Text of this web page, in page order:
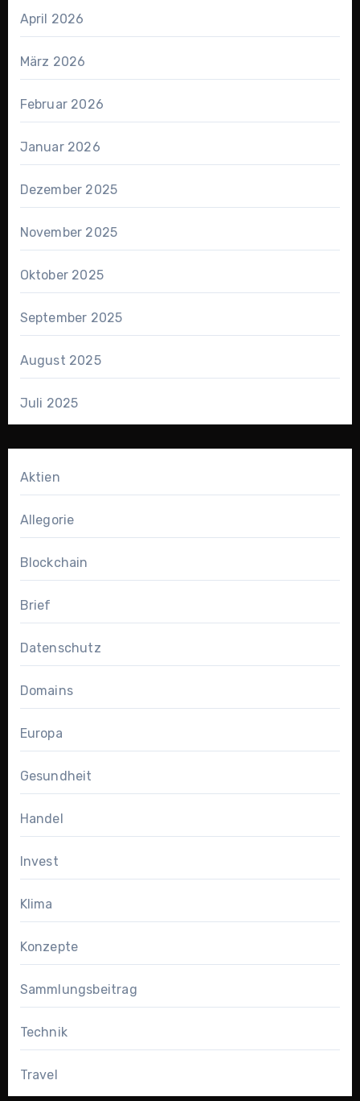
April 2026
März 2026
Februar 2026
Januar 2026
Dezember 2025
November 2025
Oktober 2025
September 2025
August 2025
Juli 2025
Aktien
Allegorie
Blockchain
Brief
Datenschutz
Domains
Europa
Gesundheit
Handel
Invest
Klima
Konzepte
Sammlungsbeitrag
Technik
Travel